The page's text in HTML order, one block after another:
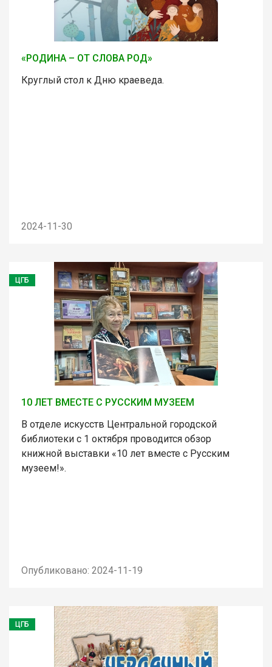
«РОДИНА – ОТ СЛОВА РОД»
Круглый стол к Дню краеведа.
2024-11-30
ЦГБ
10 ЛЕТ ВМЕСТЕ С РУССКИМ МУЗЕЕМ
В отделе искусств Центральной городской
библиотеки с 1 октября проводится обзор
книжной выставки «10 лет вместе с Русским
музеем!».
Опубликовано: 2024-11-19
ЦГБ